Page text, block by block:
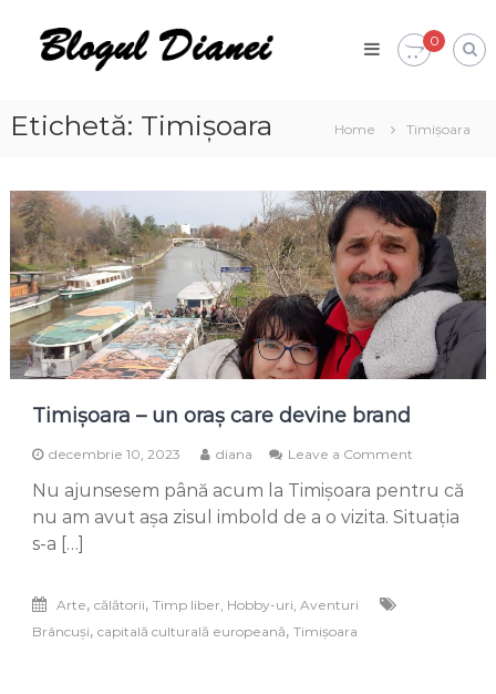
content
Blogul
Dianei
opinie,
călătorii
finețuri
0
Etichetă: Timișoara Home Timișoara
Timișoara – un oraș care devine brand
decembrie 10, 2023 diana Leave a Comment
–
un
Nu ajunsesem până acum la Timișoara pentru că
nu am avut așa zisul imbold de a o vizita. Situația
s-a […]
Arte, călătorii, Timp liber, Hobby-uri, Aventuri
Brâncuși, capitală culturală europeană, Timișoara